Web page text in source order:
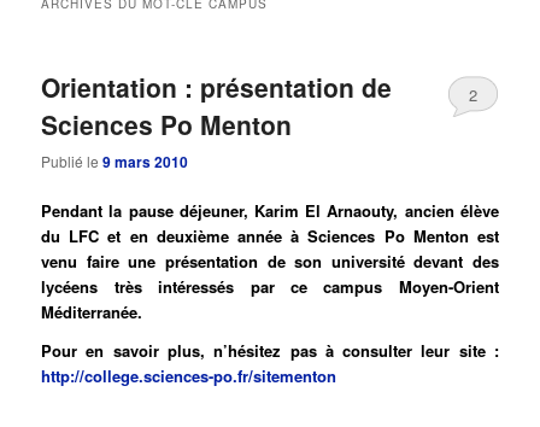
ARCHIVES DU MOT-CLÉCAMPUS
Orientation : présentation de
Sciences Po Menton
Publié le9 mars 2010
2
Pendant la pause déjeuner, Karim El Arnaouty, ancien élève
du LFC et en deuxième année à Sciences Po Menton est
venu faire une présentation de son université devant des
lycéens très intéressés par ce campus Moyen-Orient
Méditerranée.
Pour en savoir plus, n’hésitez pas à consulter leur site :
http://college.sciences-po.fr/sitementon